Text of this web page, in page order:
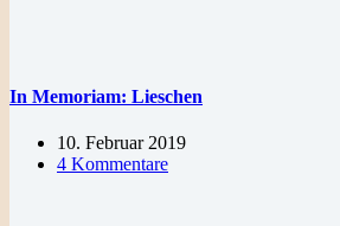
In Memoriam: Lieschen
10. Februar 2019
4 Kommentare